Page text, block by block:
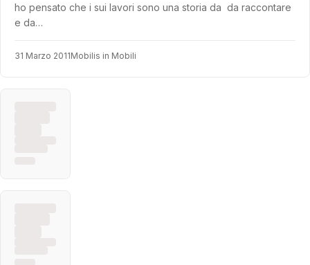
ho pensato che i sui lavori sono una storia da da raccontare
e da…
31 Marzo 2011Mobilis in Mobili